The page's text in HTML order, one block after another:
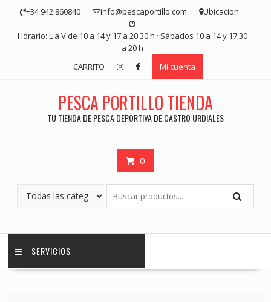
contenido
+34 942 860840 info@pescaportillo.com Ubicacion
Horario: L a V de 10 a 14 y 17 a 20:30 h · Sábados 10 a 14 y 17:30
a 20 h
CARRITO
Mi cuenta
PESCA PORTILLO TIENDA
TU TIENDA DE PESCA DEPORTIVA DE CASTRO URDIALES
0
SERVICIOS